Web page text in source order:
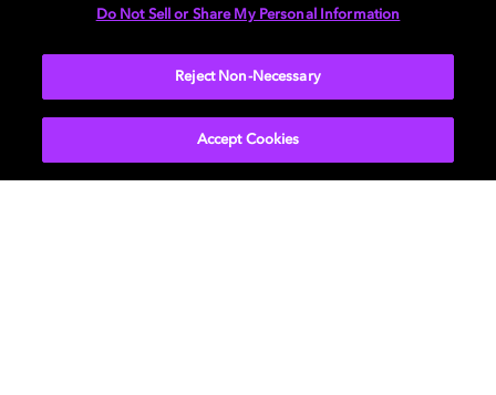
posible en todos tus dispositivos. Empieza a montar tu
propio home cinema hoy mismo con ayuda de
práctica guía de configuración.
Do Not Sell or Share My Personal Information
Reject Non-Necessary
Accept Cookies